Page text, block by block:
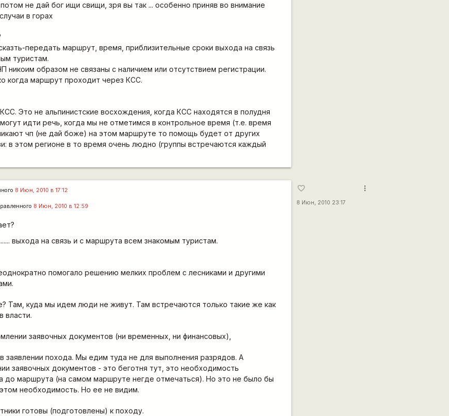
не дай бог ищи свищи, зря вы так ... особенно приняв во внимание
в горах
передать маршрут, время, приблизительные сроки выхода на связь
туристам.
никоим образом не связаны с наличием или отсутствием регистрации.
когда маршрут проходит через КСС.
Это не альпинистские восхождения, когда КСС находятся в полудня
идти речь, когда мы не отметимся в контрольное время (т.е. время
чп (не дай боже) на этом маршруте то помощь будет от других
в этом регионе в то время очень людно (группы встречаются каждый
8 Июн, 2010 в 17:12
8 Июн, 2010 в 12:59
выхода на связь и с маршрута всем знакомым туристам.
помогало решению мелких проблем с лесниками и другими
Там, куда мы идем люди не живут. Там встречаются только такие же как
власти.
заявочных документов (ни временных, ни финансовых),
похода. Мы едим туда не для выполнения разрядов. А
заявочных документов - это беготня тут, это необходимость
до маршрута (на самом маршруте негде отмечаться). Но это не было бы
необходимость. Но ее не видим.
готовы (подготовлены) к походу.
favorite_border
8 Июн, 2010 23:17
more_vert